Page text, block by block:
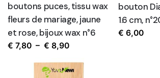
boutons puces, tissu wax
fleurs de mariage, jaune
et rose, bijoux wax n°6
€ 7,80 – € 8,90Plage
prix :
bouton
1.6 cm,
€ 6,00